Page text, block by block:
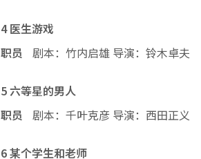
4 医生游戏
职员
剧本：竹内启雄 导演：铃木卓夫
5 六等星的男人
职员
剧本：千叶克彦 导演：西田正义
6 某个学生和老师